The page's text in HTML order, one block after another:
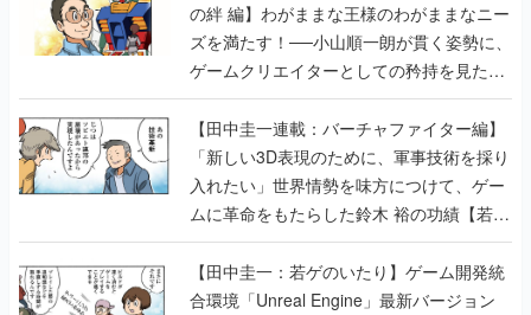
の絆 編】わがままな王様のわがままなニー
ズを満たす！──小山順一朗が貫く姿勢に、
ゲームクリエイターとしての矜持を見た
【若ゲのいたり最終回】
【田中圭一連載：バーチャファイター編】
「新しい3D表現のために、軍事技術を採り
入れたい」世界情勢を味方につけて、ゲー
ムに革命をもたらした鈴木 裕の功績【若ゲ
のいたり】
【田中圭一：若ゲのいたり】ゲーム開発統
合環境「Unreal Engine」最新バージョン